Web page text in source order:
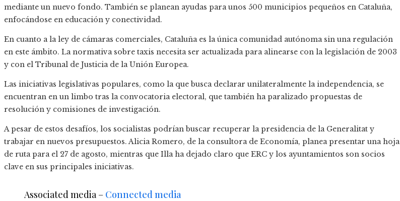
mediante un nuevo fondo. También se planean ayudas para unos 500 municipios pequeños en Cataluña,
enfocándose en educación y conectividad.
En cuanto a la ley de cámaras comerciales, Cataluña es la única comunidad autónoma sin una regulación
en este ámbito. La normativa sobre taxis necesita ser actualizada para alinearse con la legislación de 2003
y con el Tribunal de Justicia de la Unión Europea.
Las iniciativas legislativas populares, como la que busca declarar unilateralmente la independencia, se
encuentran en un limbo tras la convocatoria electoral, que también ha paralizado propuestas de
resolución y comisiones de investigación.
A pesar de estos desafíos, los socialistas podrían buscar recuperar la presidencia de la Generalitat y
trabajar en nuevos presupuestos. Alicia Romero, de la consultora de Economía, planea presentar una hoja
de ruta para el 27 de agosto, mientras que Illa ha dejado claro que ERC y los ayuntamientos son socios
clave en sus principales iniciativas.
Associated media – Connected media